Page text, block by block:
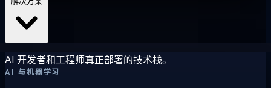
AI 开发者和工程师真正部署的技术栈。
AI 与机器学习